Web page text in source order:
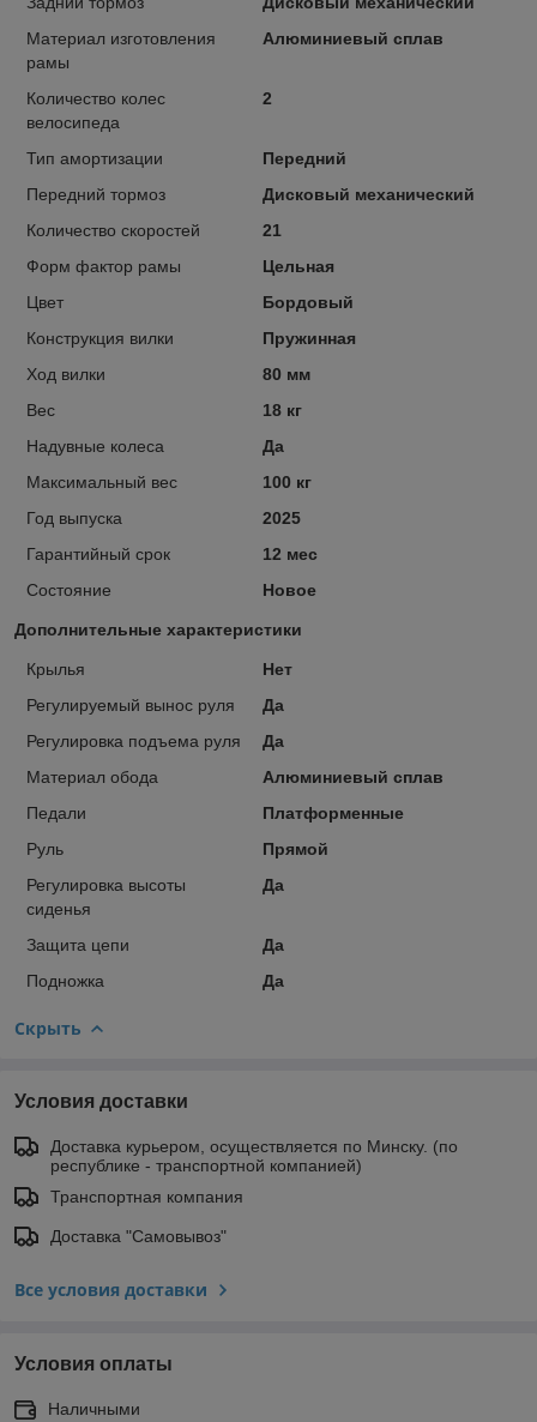
Материал изготовления
рамы
Алюминиевый сплав
Количество колес
велосипеда
2
Тип амортизации
Передний
Передний тормоз
Дисковый механический
Количество скоростей
21
Форм фактор рамы
Цельная
Цвет
Бордовый
Конструкция вилки
Пружинная
Ход вилки
80 мм
Вес
18 кг
Надувные колеса
Да
Максимальный вес
100 кг
Год выпуска
2025
Гарантийный срок
12 мес
Состояние
Новое
Дополнительные характеристики
Крылья
Нет
Регулируемый вынос руля
Да
Регулировка подъема руля
Да
Материал обода
Алюминиевый сплав
Педали
Платформенные
Руль
Прямой
Регулировка высоты
сиденья
Да
Защита цепи
Да
Подножка
Да
Скрыть
Условия доставки
Доставка курьером, осуществляется по Минску. (по
республике - транспортной компанией)
Транспортная компания
Доставка "Самовывоз"
Все условия доставки
Условия оплаты
Наличными